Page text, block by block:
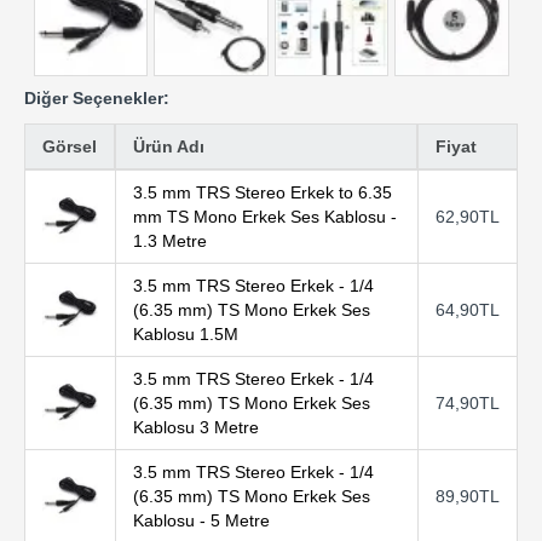
Diğer Seçenekler:
Görsel Ürün Adı Fiyat
3.5 mm TRS Stereo Erkek to 6.35
mm TS Mono Erkek Ses Kablosu -
1.3 Metre
62,90TL
3.5 mm TRS Stereo Erkek - 1/4
(6.35 mm) TS Mono Erkek Ses
Kablosu 1.5M
64,90TL
3.5 mm TRS Stereo Erkek - 1/4
(6.35 mm) TS Mono Erkek Ses
Kablosu 3 Metre
74,90TL
3.5 mm TRS Stereo Erkek - 1/4
(6.35 mm) TS Mono Erkek Ses
Kablosu - 5 Metre
89,90TL